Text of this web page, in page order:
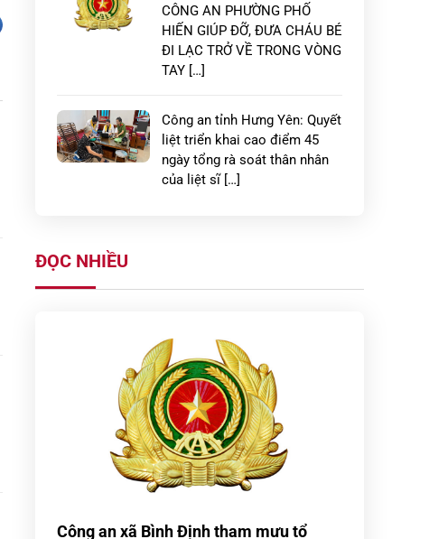
CÔNG AN PHƯỜNG PHỐ
HIẾN GIÚP ĐỠ, ĐƯA CHÁU BÉ
ĐI LẠC TRỞ VỀ TRONG VÒNG
TAY […]
Công an tỉnh Hưng Yên: Quyết
liệt triển khai cao điểm 45
ngày tổng rà soát thân nhân
của liệt sĩ […]
truyền, vận động
CÔNG AN XÃ THẦN KHÊ
PHỐI HỢP VỚI LỰC LƯỢNG
DÂN QUÂN TỰ VỆ BẢO ĐẢM
AN NINH, TRẬT TỰ DIỄN TẬP
TÁC […]
CÔNG AN XÃ NGỌC LÂM
PHỐI HỢP TRẠM CẢNH SÁT
BẾN HIỆP TỔ CHỨC TUYÊN
ĐỌC NHIỀU
Công an xã Bình Định tham mưu tổ